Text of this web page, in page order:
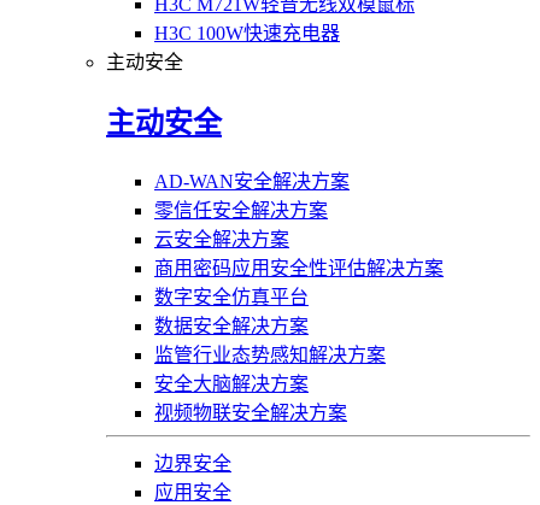
H3C M721W轻音无线双模鼠标
H3C 100W快速充电器
主动安全
主动安全
AD-WAN安全解决方案
零信任安全解决方案
云安全解决方案
商用密码应用安全性评估解决方案
数字安全仿真平台
数据安全解决方案
监管行业态势感知解决方案
安全大脑解决方案
视频物联安全解决方案
边界安全
应用安全